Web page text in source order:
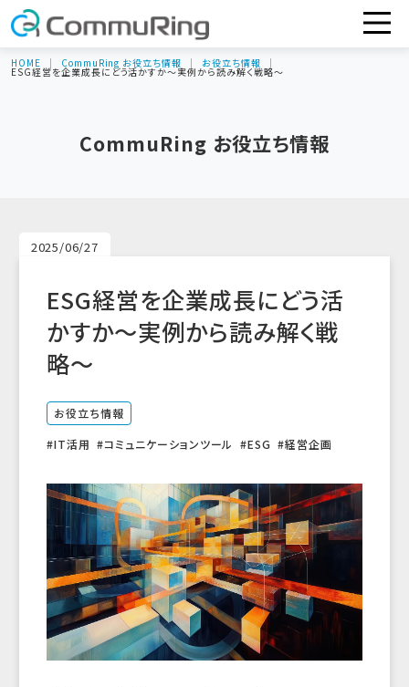
HOME CommuRing お役立ち情報 お役立ち情報
ESG経営を企業成長にどう活かすか～実例から読み解く戦略～
CommuRing お役立ち情報
2025/06/27
ESG経営を企業成長にどう活
かすか～実例から読み解く戦
略～
お役立ち情報
IT活用 コミュニケーションツール ESG 経営企画